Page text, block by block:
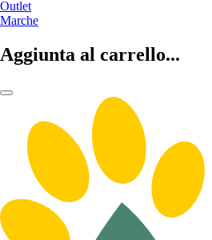
Outlet
Marche
Aggiunta al carrello...